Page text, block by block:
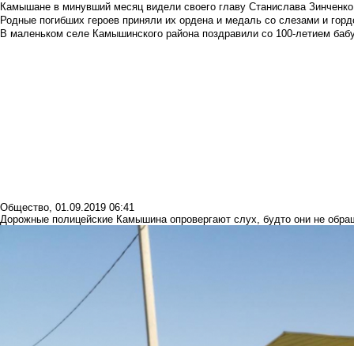
Камышане в минувший месяц видели своего главу Станислава Зинченко
Родные погибших героев приняли их ордена и медаль со слезами и
В маленьком селе Камышинского района поздравили со 100-летием
Общество, 01.09.2019 06:41
Дорожные полицейские Камышина опровергают слух, будто они не